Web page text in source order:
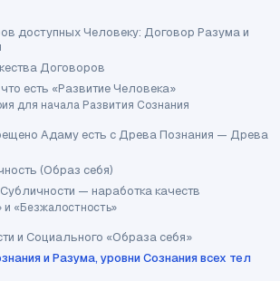
доступных Человеку: Договор Разума и
Договоров
есть «Развитие Человека»
для начала Развития Сознания
Адаму есть с Древа Познания — Древа
(Образ себя)
— наработка качеств
и «Безжалостность»
и Социального «Образа себя»
и Разума, уровни Сознания всех тел